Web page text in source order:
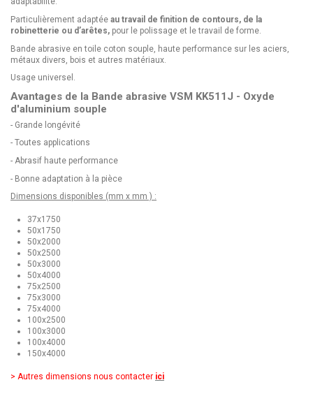
Particulièrement adaptée au travail de finition de contours, de la
robinetterie ou d’arêtes, pour le polissage et le travail de forme.
Bande abrasive en toile coton souple, haute performance sur les aciers,
métaux divers, bois et autres matériaux.
Usage universel.
Avantages de la Bande abrasive VSM KK511J - Oxyde
d'aluminium souple
- Grande longévité
- Toutes applications
- Abrasif haute performance
- Bonne adaptation à la pièce
Dimensions disponibles (mm x mm ) :
37x1750
50x1750
50x2000
50x2500
50x3000
50x4000
75x2500
75x3000
75x4000
100x2500
100x3000
100x4000
150x4000
> Autres dimensions nous contacter ici